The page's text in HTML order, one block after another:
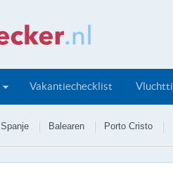
Vakantiechecklist
Spanje Balearen Porto Cristo